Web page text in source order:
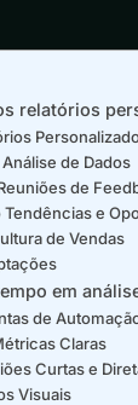
relatórios
de Dados
de
e
de Vendas
em
de
Claras
Curtas e
Visuais